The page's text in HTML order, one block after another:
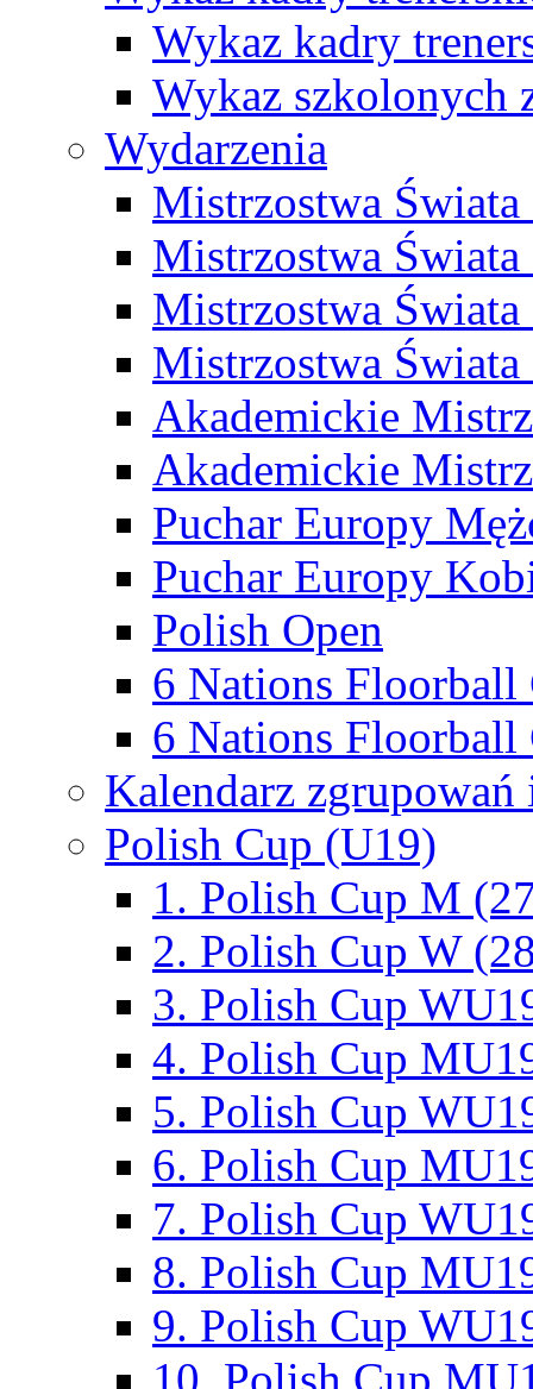
Wykaz kadry
Wykaz szkolonych
Wydarzenia
Mistrzostwa
Mistrzostwa
Mistrzostwa
Mistrzostwa
Akademickie
Akademickie
Puchar Europy
Puchar Europy
Polish Open
6 Nations Floorball
6 Nations Floorball
Kalendarz
Polish Cup (U19)
1. Polish Cup M
2. Polish Cup W
3. Polish Cup
4. Polish Cup
5. Polish Cup
6. Polish Cup
7. Polish Cup
8. Polish Cup
9. Polish Cup
10. Polish Cup